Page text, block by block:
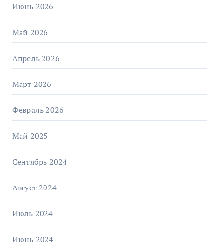
Июнь 2026
Май 2026
Апрель 2026
Март 2026
Февраль 2026
Май 2025
Сентябрь 2024
Август 2024
Июль 2024
Июнь 2024